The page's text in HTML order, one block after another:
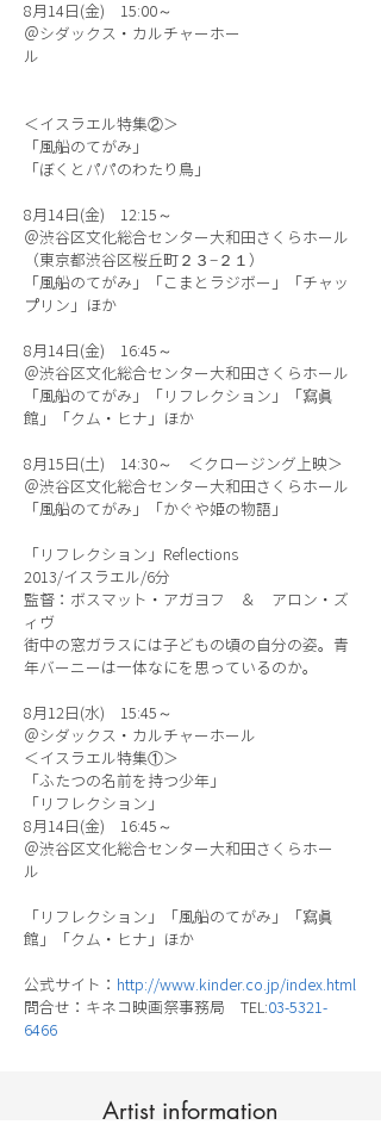
8月14日(金) 15:00～
＠シダックス・カルチャーホー
ル
＜イスラエル特集②＞
「風船のてがみ」
「ぼくとパパのわたり鳥」
8月14日(金) 12:15～
＠渋谷区文化総合センター大和田さくらホール
（東京都渋谷区桜丘町２３−２１）
「風船のてがみ」「こまとラジボー」「チャッ
プリン」ほか
8月14日(金) 16:45～
＠渋谷区文化総合センター大和田さくらホール
「風船のてがみ」「リフレクション」「寫眞
館」「クム・ヒナ」ほか
8月15日(土) 14:30～ ＜クロージング上映＞
＠渋谷区文化総合センター大和田さくらホール
「風船のてがみ」「かぐや姫の物語」
「リフレクション」Reflections
2013/イスラエル/6分
監督：ボスマット・アガヨフ ＆ アロン・ズ
ィヴ
街中の窓ガラスには子どもの頃の自分の姿。青
年バーニーは一体なにを思っているのか。
8月12日(水) 15:45～
＠シダックス・カルチャーホール
＜イスラエル特集①＞
「ふたつの名前を持つ少年」
「リフレクション」
8月14日(金) 16:45～
＠渋谷区文化総合センター大和田さくらホー
ル
「リフレクション」「風船のてがみ」「寫眞
館」「クム・ヒナ」ほか
公式サイト：
http://www.kinder.co.jp/index.html
問合せ：キネコ映画祭事務局 TEL:03-5321-
6466
Artist information